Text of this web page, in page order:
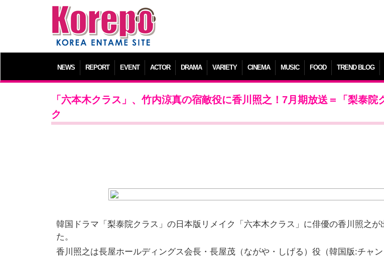
NEWS REPORT EVENT ACTOR DRAMA VARIETY CINEMA MUSIC FOOD TREND BLOG
「六本木クラス」、竹内涼真の宿敵役に香川照之！7月期放送＝「梨泰院
ク
韓国ドラマ「梨泰院クラス」の日本版リメイク「六本木クラス」に俳優の香川照之が
た。
香川照之は長屋ホールディングス会長・長屋茂（ながや・しげる）役（韓国版:チャ